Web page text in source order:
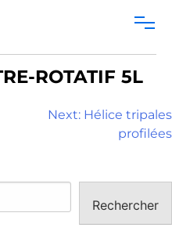
ROTATIF 5L
Next: Hélice tripales
profilées
Rechercher